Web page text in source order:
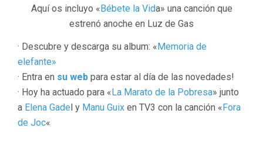
Aquí os incluyo « Bébete la Vida» una canción que
estrenó anoche en Luz de Gas
· Descubre y descarga su album: « Memoria de
elefante»
· Entra en su web para estar al día de las novedades!
· Hoy ha actuado para « La Marato de la Pobresa» junto
a Elena Gade l y Manu Guix en TV3 con la canción « Fora
de Joc«